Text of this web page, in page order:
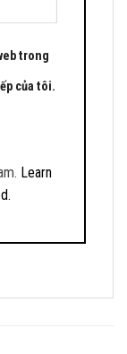
trong
của tôi.
Learn